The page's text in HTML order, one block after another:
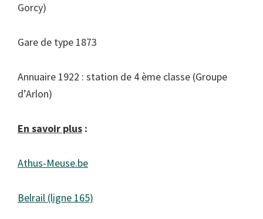
Gorcy)
Gare de type 1873
Annuaire 1922 : station de 4 ème classe (Groupe
d’Arlon)
En savoir plus :
Athus-Meuse.be
Belrail (ligne 165)